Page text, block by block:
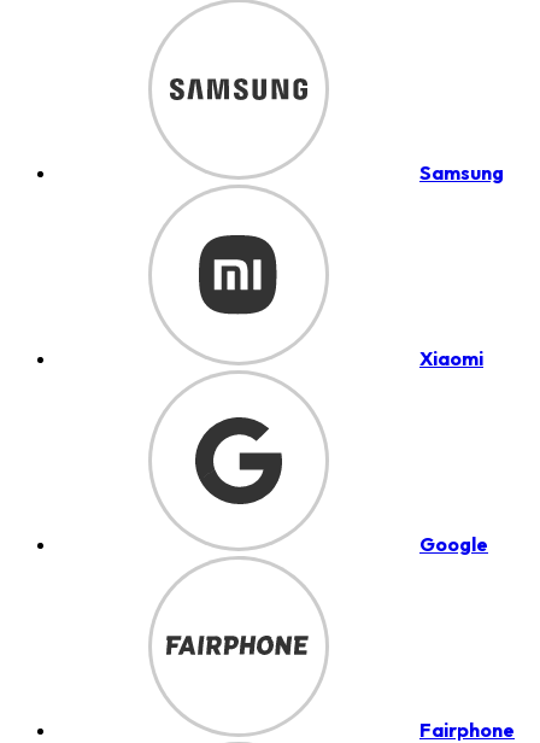
Samsung
Xiaomi
Google
Fairphone